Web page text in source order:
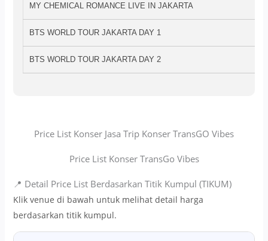
MY CHEMICAL ROMANCE LIVE IN JAKARTA
BTS WORLD TOUR JAKARTA DAY 1
BTS WORLD TOUR JAKARTA DAY 2
Price List Konser Jasa Trip Konser TransGO Vibes
Price List Konser TransGo Vibes
📍 Detail Price List Berdasarkan Titik Kumpul (TIKUM)
Klik venue di bawah untuk melihat detail harga
berdasarkan titik kumpul.